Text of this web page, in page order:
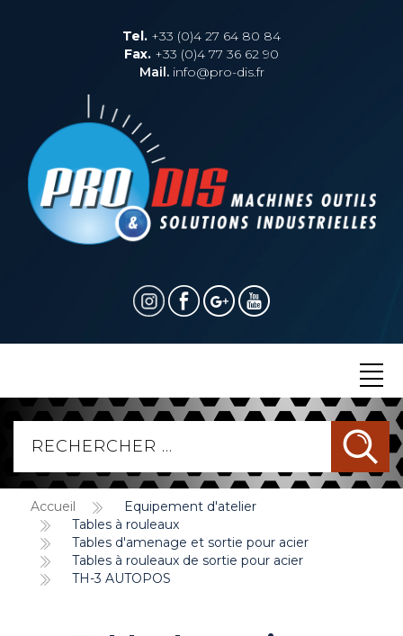
Tel. +33 (0)4 27 64 80 84
Fax. +33 (0)4 77 36 62 90
Mail.info@pro-dis.fr
Accueil
Equipement d'atelier
Tables à rouleaux
Tables d'amenage et sortie pour acier
Tables à rouleaux de sortie pour acier
TH-3 AUTOPOS